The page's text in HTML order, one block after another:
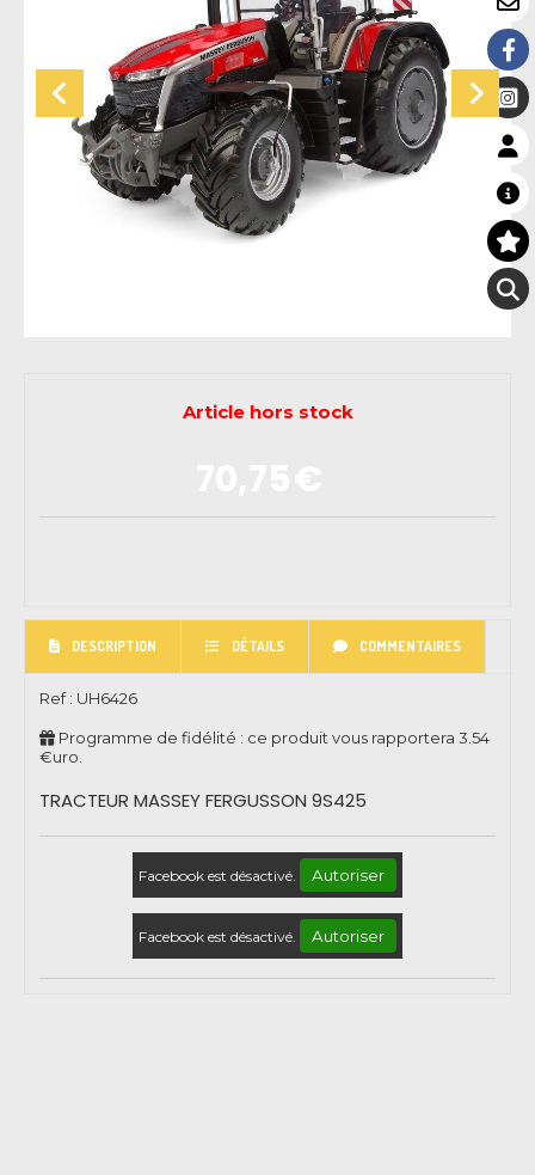
Article hors stock
DESCRIPTION DÉTAILS COMMENTAIRES
Ref : UH6426
Programme de fidélité : ce produit vous rapportera 3.54
€uro.
TRACTEUR MASSEY FERGUSSON 9S425
Facebook est désactivé. Autoriser
Facebook est désactivé. Autoriser